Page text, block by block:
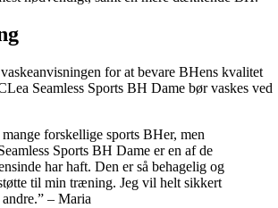
for at bevare BHens kvalitet
Seamless Sports BH Dame bør vaskes ved
forskellige sports BHer, men
Sports BH Dame er en af de
har haft. Den er så behagelig og
til min træning. Jeg vil helt sikkert
– Maria